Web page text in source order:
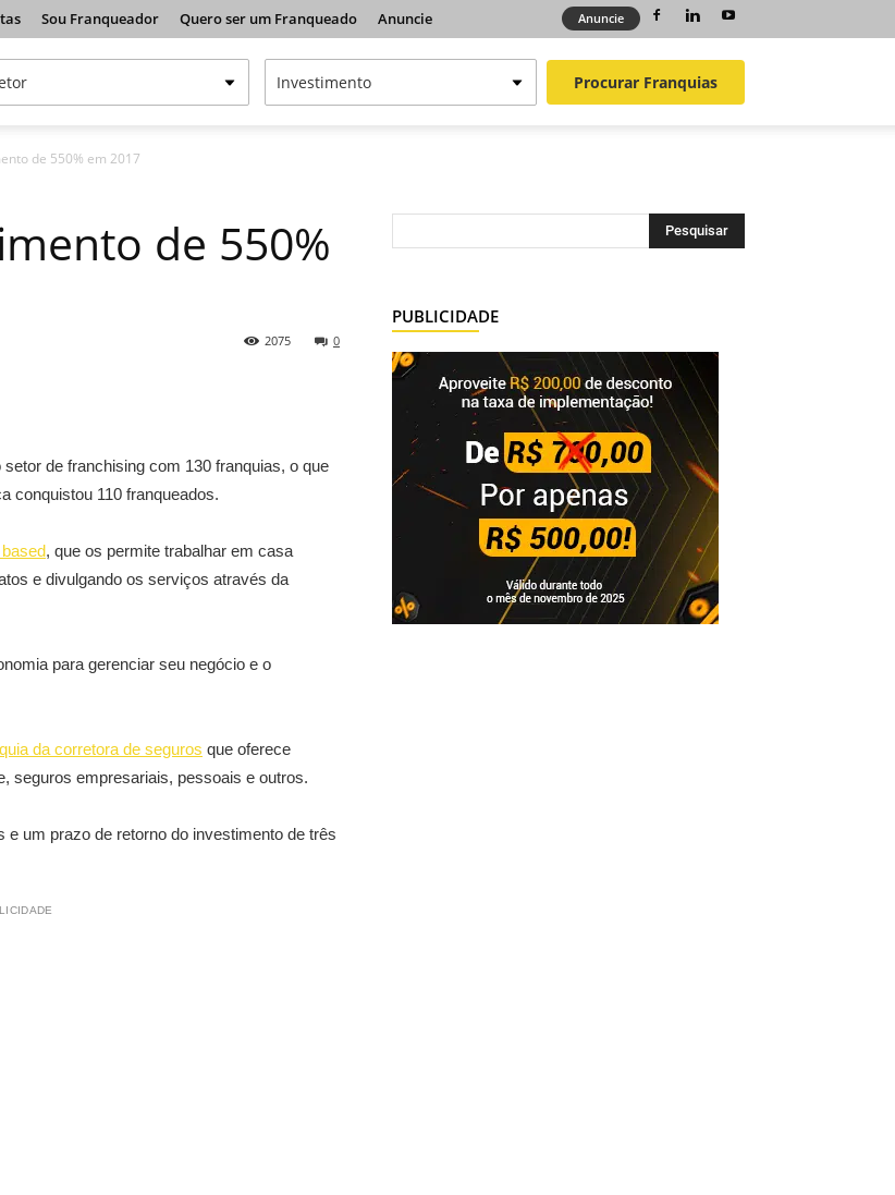
Sou Franqueador Quero ser um Franqueado Anuncie Anuncie
Procurar Franquias
de 550% em 2017
de 550%
0
2075
de franchising com 130 franquias, o que
conquistou 110 franqueados.
, que os permite trabalhar em casa
e divulgando os serviços através da
para gerenciar seu negócio e o
da corretora de seguros que oferece
seguros empresariais, pessoais e outros.
um prazo de retorno do investimento de três
PUBLICIDADE